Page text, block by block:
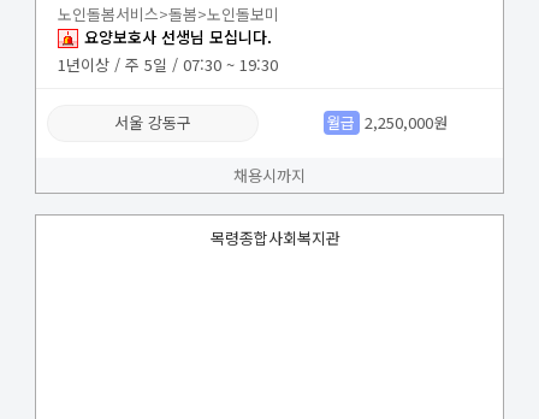
노인돌봄서비스>돌봄>노인돌보미
요양보호사 선생님 모십니다.
1년이상 / 주 5일 / 07:30 ~ 19:30
서울 강동구 월급 2,250,000원
채용시까지
목령종합사회복지관